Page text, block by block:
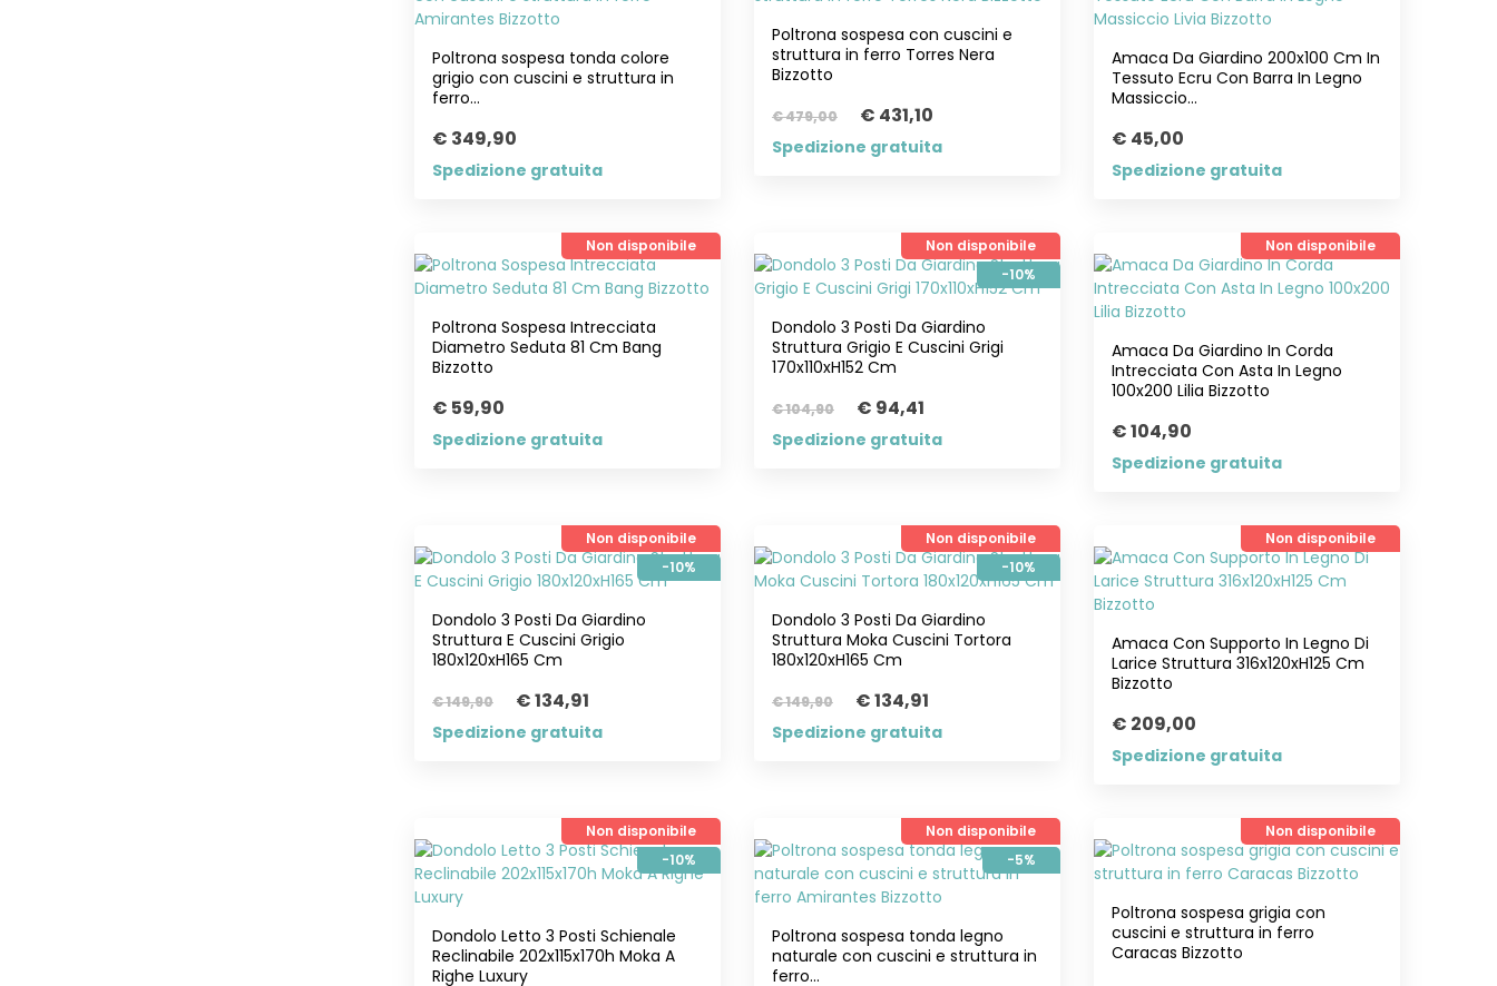
Poltrona sospesa tonda colore
grigio con cuscini e struttura in
ferro...
€ 349,90
Spedizione gratuita
Poltrona sospesa con cuscini e
struttura in ferro Torres Nera
Bizzotto
€ 479,00 € 431,10
Spedizione gratuita
Amaca Da Giardino 200x100 Cm In
Tessuto Ecru Con Barra In Legno
Massiccio...
€ 45,00
Spedizione gratuita
Non disponibile
Poltrona Sospesa Intrecciata
Diametro Seduta 81 Cm Bang
Bizzotto
€ 59,90
Spedizione gratuita
Non disponibile
-10%
Dondolo 3 Posti Da Giardino
Struttura Grigio E Cuscini Grigi
170x110xH152 Cm
€ 104,90 € 94,41
Spedizione gratuita
Non disponibile
Amaca Da Giardino In Corda
Intrecciata Con Asta In Legno
100x200 Lilia Bizzotto
€ 104,90
Spedizione gratuita
Non disponibile
-10%
Dondolo 3 Posti Da Giardino
Struttura E Cuscini Grigio
180x120xH165 Cm
€ 149,90 € 134,91
Spedizione gratuita
Non disponibile
-10%
Dondolo 3 Posti Da Giardino
Struttura Moka Cuscini Tortora
180x120xH165 Cm
€ 149,90 € 134,91
Spedizione gratuita
Non disponibile
Amaca Con Supporto In Legno Di
Larice Struttura 316x120xH125 Cm
Bizzotto
€ 209,00
Spedizione gratuita
Non disponibile
-10%
Dondolo Letto 3 Posti Schienale
Reclinabile 202x115x170h Moka A
Righe Luxury
Non disponibile
-5%
Poltrona sospesa tonda legno
naturale con cuscini e struttura in
ferro...
Non disponibile
Poltrona sospesa grigia con
cuscini e struttura in ferro
Caracas Bizzotto